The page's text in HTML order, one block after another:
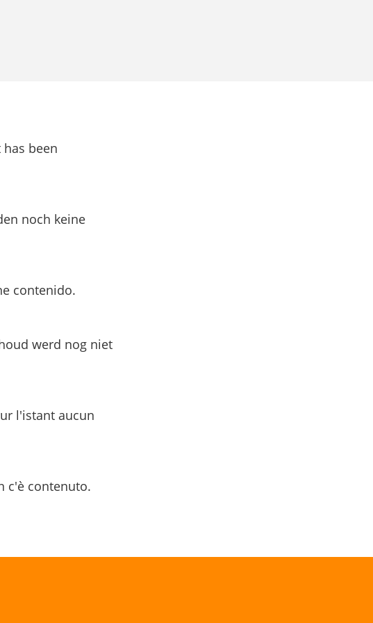
been
noch keine
contenido.
werd nog niet
l'istant aucun
c'è contenuto.